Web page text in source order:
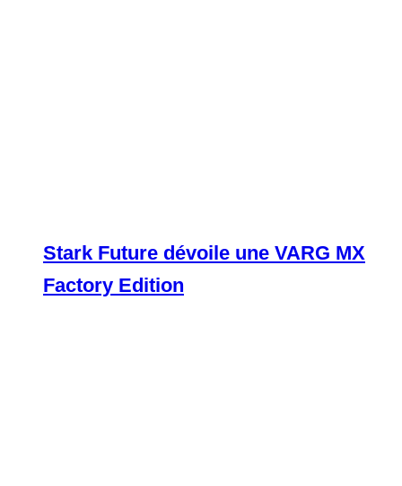
Stark Future dévoile une VARG MX
Factory Edition